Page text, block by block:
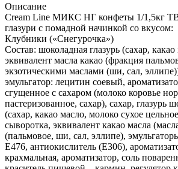
Описание
Cream Line МИКС НГ конфеты 1/1,5кг
глазури с помадной начинкой со вкусом:
Клубники («Снегурочка»)
Состав: шоколадная глазурь (сахар,
эквивалент масла какао (фракция
экзотическими маслами (ши, сал,
эмульгатор: лецитин соевый,
сгущенное с сахаром (молоко коровье
пастеризованное, сахар), сахар, глазурь
(сахар, какао масло, молоко сухое
сыворотка, эквивалент какао масла
(пальмовое, ши, сал, эллипе),
Е476, антиокислитель (Е306),
крахмальная, ароматизатор, соль